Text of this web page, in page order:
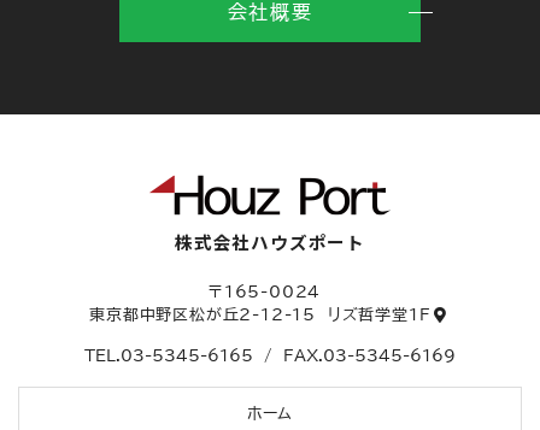
会社概要
株式会社ハウズポート
〒165-0024
東京都中野区松が丘2-12-15 リズ哲学堂1F
TEL.03-5345-6165 / FAX.03-5345-6169
ホーム